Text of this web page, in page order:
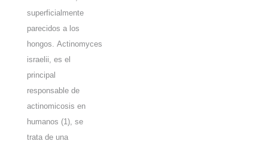
superficialmente
parecidos a los
hongos. Actinomyces
israelii , es el
principal
responsable de
actinomicosis en
humanos (1) , se
trata de una